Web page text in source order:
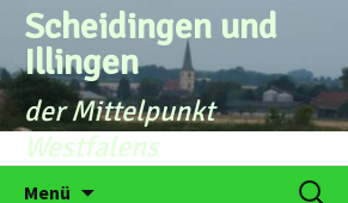
Zum
Inhalt
springen
Scheidingen und
Illingen
der Mittelpunkt
Westfalens
Menü
Suchen